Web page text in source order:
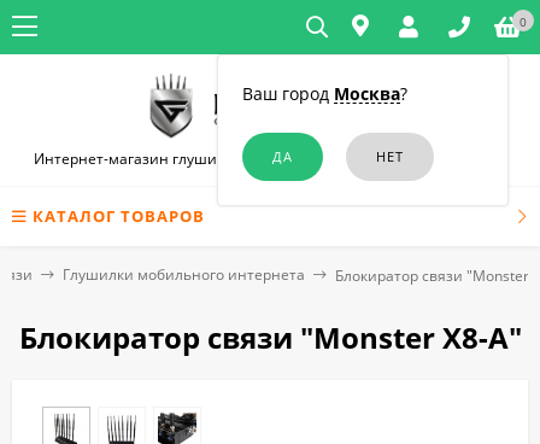
Ваш город Москва?
0
Интернет-магазин глушилок связи и диктофонов в Новосибирске
КАТАЛОГ ТОВАРОВ
Глушилки мобильного интернета Блокиратор связи "Monster
Блокиратор связи "Monster X8-A"